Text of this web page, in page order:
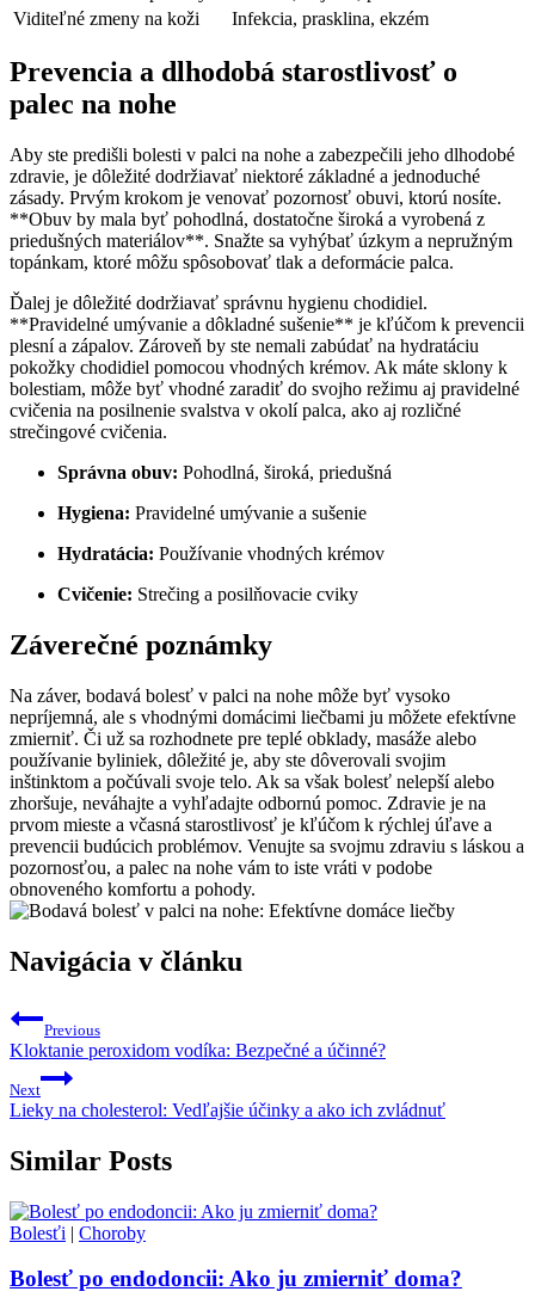
Viditeľné zmeny na koži
Infekcia, prasklina, ekzém
Prevencia a dlhodobá starostlivosť o
palec na nohe
Aby ste predišli bolesti v palci na nohe a zabezpečili jeho dlhodobé
zdravie, je dôležité dodržiavať niektoré základné a jednoduché
zásady. Prvým krokom je venovať pozornosť obuvi, ktorú nosíte.
**Obuv by mala byť pohodlná, dostatočne široká a vyrobená z
priedušných materiálov**. Snažte sa vyhýbať úzkym a nepružným
topánkam, ktoré môžu spôsobovať tlak a deformácie palca.
Ďalej je dôležité dodržiavať správnu hygienu chodidiel.
**Pravidelné umývanie a dôkladné sušenie** je kľúčom k prevencii
plesní a zápalov. Zároveň by ste nemali zabúdať na hydratáciu
pokožky chodidiel pomocou vhodných krémov. Ak máte sklony k
bolestiam, môže byť vhodné zaradiť do svojho režimu aj pravidelné
cvičenia na posilnenie svalstva v okolí palca, ako aj rozličné
strečingové cvičenia.
Správna obuv: Pohodlná, široká, priedušná
Hygiena: Pravidelné umývanie a sušenie
Hydratácia: Používanie vhodných krémov
Cvičenie: Strečing a posilňovacie cviky
Záverečné poznámky
Na záver, bodavá bolesť v palci na nohe môže byť vysoko
nepríjemná, ale s vhodnými domácimi liečbami ju môžete efektívne
zmierniť. Či už sa rozhodnete pre teplé obklady, masáže alebo
používanie byliniek, dôležité je, aby ste dôverovali svojim
inštinktom a počúvali svoje telo. Ak sa však bolesť nelepší alebo
zhoršuje, neváhajte a vyhľadajte odbornú pomoc. Zdravie je na
prvom mieste a včasná starostlivosť je kľúčom k rýchlej úľave a
prevencii budúcich problémov. Venujte sa svojmu zdraviu s láskou a
pozornosťou, a palec na nohe vám to iste vráti v podobe
obnoveného komfortu a pohody.
Navigácia v článku
Previous
Kloktanie peroxidom vodíka: Bezpečné a účinné?
Next
Lieky na cholesterol: Vedľajšie účinky a ako ich zvládnuť
Similar Posts
Bolesťi | Choroby
Bolesť po endodoncii: Ako ju zmierniť doma?